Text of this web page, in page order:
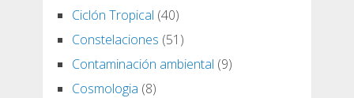
Ciclón Tropical (40)
Constelaciones (51)
Contaminación ambiental (9)
Cosmologia (8)